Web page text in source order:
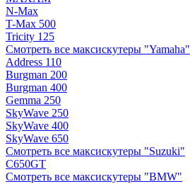
N-Max
T-Max 500
Tricity 125
Смотреть все максискутеры "Yamaha"
Address 110
Burgman 200
Burgman 400
Gemma 250
SkyWave 250
SkyWave 400
SkyWave 650
Смотреть все максискутеры "Suzuki"
C650GT
Смотреть все максискутеры "BMW"